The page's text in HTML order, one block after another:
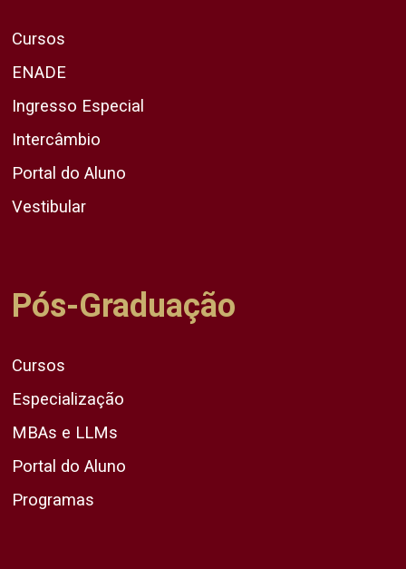
Cursos
ENADE
Ingresso Especial
Intercâmbio
Portal do Aluno
Vestibular
Pós-Graduação
Cursos
Especialização
MBAs e LLMs
Portal do Aluno
Programas